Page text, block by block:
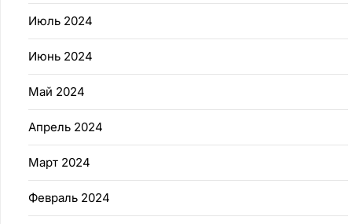
Июль 2024
Июнь 2024
Май 2024
Апрель 2024
Март 2024
Февраль 2024